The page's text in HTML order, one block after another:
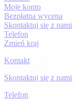
Moje konto
Bezpłatna wycena
Skontaktuj się z nami
Telefon
Zmień kraj
Kontakt
Skontaktuj się z nami
Telefon